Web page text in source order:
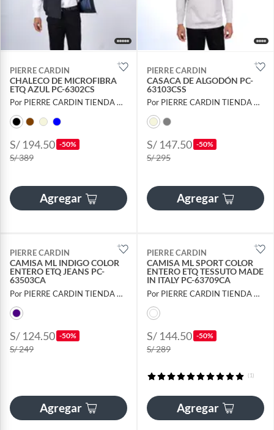
PIERRE CARDIN
CHALECO DE MICROFIBRA
ETQ AZUL PC-6302CS
Por PIERRE CARDIN TIENDA OFICIAL
S/ 194.50 -50%
S/ 389
Agregar
PIERRE CARDIN
CASACA DE ALGODÓN PC-
63103CSS
Por PIERRE CARDIN TIENDA OFICIAL
S/ 147.50 -50%
S/ 295
Agregar
PIERRE CARDIN
CAMISA ML INDIGO COLOR
ENTERO ETQ JEANS PC-
63503CA
Por PIERRE CARDIN TIENDA OFICIAL
S/ 124.50 -50%
S/ 249
Agregar
PIERRE CARDIN
CAMISA ML SPORT COLOR
ENTERO ETQ TESSUTO MADE
IN ITALY PC-63709CA
Por PIERRE CARDIN TIENDA OFICIAL
S/ 144.50 -50%
S/ 289
(1)
Agregar